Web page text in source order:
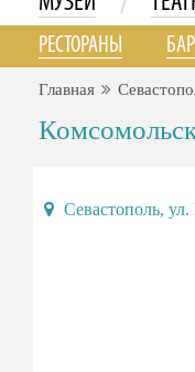
РЕСТОРАНЫ
Главная
Севастополь, ул.